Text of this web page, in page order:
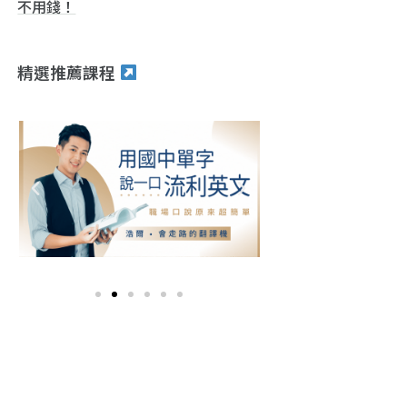
不用錢！
精選推薦課程